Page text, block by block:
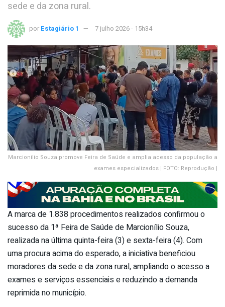
sede e da zona rural.
por Estagiário 1 7 julho 2026 - 15h34
Marcionílio Souza promove Feira de Saúde e amplia acesso da população a
exames especializados | FOTO: Reprodução |
A marca de 1.838 procedimentos realizados confirmou o
sucesso da 1ª Feira de Saúde de Marcionílio Souza,
realizada na última quinta-feira (3) e sexta-feira (4). Com
uma procura acima do esperado, a iniciativa beneficiou
moradores da sede e da zona rural, ampliando o acesso a
exames e serviços essenciais e reduzindo a demanda
reprimida no município.